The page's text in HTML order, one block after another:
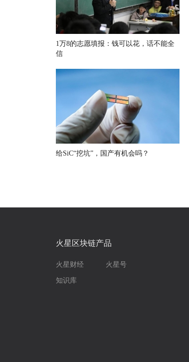
1万8的志愿填报：钱可以花，话不能全
信
给SiC“挖坑”，国产有机会吗？
火星区块链产品
火星财经 火星号
知识库